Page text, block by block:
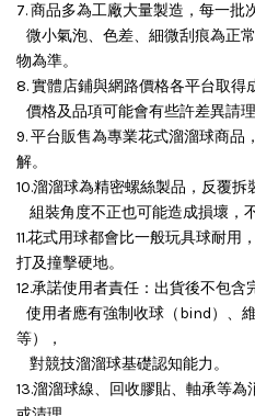
7. 商品多為工廠大量製造，每一批
微小氣泡、色差、細微刮痕為正
物為準。
8. 實體店鋪與網路價格各平台取得
價格及品項可能會有些許差異請理
9. 平台販售為專業花式溜溜球商品
解。
10.溜溜球為精密螺絲製品，反覆拆
組裝角度不正也可能造成損壞，
11.花式用球都會比一般玩具球耐
打及撞擊硬地。
12.承諾使用者責任：出貨後不包含
使用者應有強制收球（bind）、
等），
對競技溜溜球基礎認知能力。
13.溜溜球線、回收膠貼、軸承等